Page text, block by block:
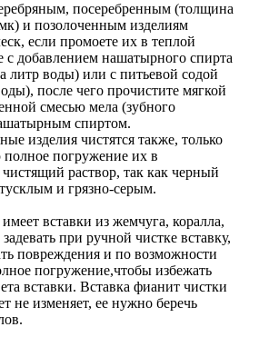
посеребренным (толщина
и позолоченным изделиям
если промоете их в теплой
с добавлением нашатырного спирта
литр воды) или с питьевой содой
после чего прочистите мягкой
смесью мела (зубного
спиртом.
изделия чистятся также, только
полное погружение их в
раствор, так как черный
и грязно-серым.
вставки из жемчуга, коралла,
задевать при ручной чистке вставку,
повреждения и по возможности
погружение,чтобы избежать
вставки. Вставка фианит чистки
не изменяет, ее нужно беречь